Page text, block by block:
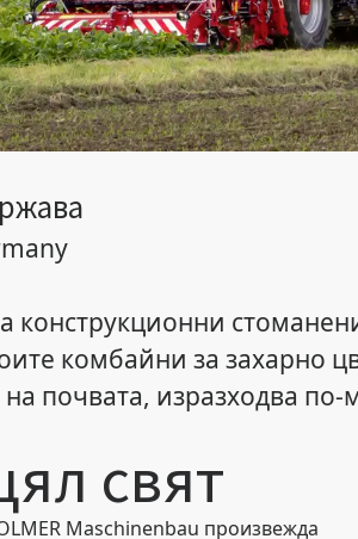
конструкционни
комбайни за захарно
почвата, изразходва по-
свят
Maschinenbau произвежда